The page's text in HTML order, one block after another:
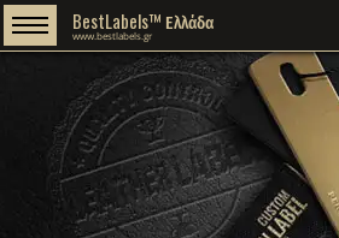
BestLabels™ Ελλάδα
www.bestlabels.gr